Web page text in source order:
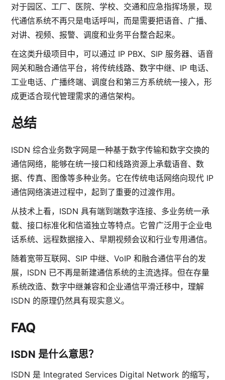
对于园区、工厂、医院、学校、交通和应急指挥场景，现
代通信系统不再只是电话呼叫，而是需要把语音、广播、
对讲、视频、报警、调度和业务平台整合起来。
在这类升级项目中，可以通过 IP PBX、SIP 服务器、语音
网关和融合通信平台，将传统线路、数字中继、IP 电话、
工业电话、广播终端、调度台和第三方系统统一接入，形
成更适合现代管理需求的通信架构。
总结
ISDN 综合业务数字网是一种基于数字传输和数字交换的
通信网络，能够在统一接口和线路资源上承载语音、数
据、传真、图像等多种业务。它在传统电话网络向现代 IP
通信网络演进过程中，起到了重要的过渡作用。
从技术上看，ISDN 具有端到端数字连接、多业务统一承
载、接口标准化和信道独立等特点。它曾广泛用于企业电
话系统、远程数据接入、早期视频会议和行业专用通信。
随着宽带互联网、SIP 中继、VoIP 和融合通信平台的发
展，ISDN 已不再是新建通信系统的主流选择。但在存量
系统改造、数字中继兼容和企业通信平滑迁移中，理解
ISDN 的原理仍然具有现实意义。
FAQ
ISDN 是什么意思？
ISDN 是 Integrated Services Digital Network 的缩写，